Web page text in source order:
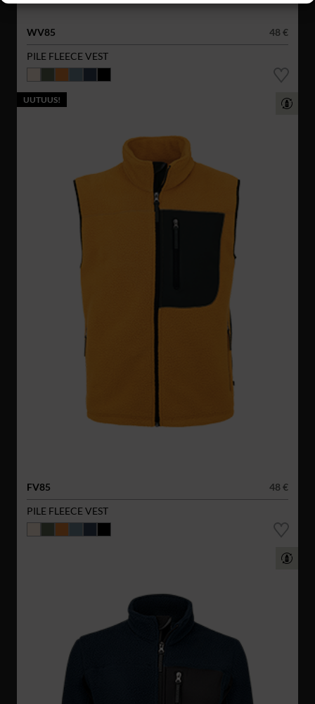
WV85
48 €
PILE FLEECE VEST
UUTUUS!
FV85
48 €
PILE FLEECE VEST